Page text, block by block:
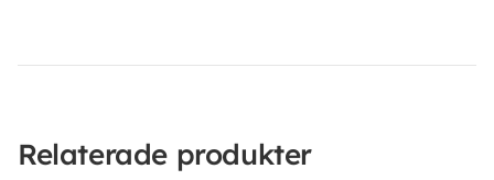
Relaterade produkter